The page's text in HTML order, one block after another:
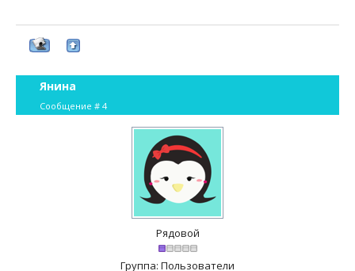
Янина
Сообщение # 4
Рядовой
Группа: Пользователи